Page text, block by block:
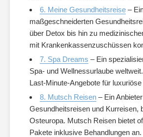
6. Meine Gesundheitsreise –
maßgeschneiderten
über Detox bis hin zu
mit Krankenkassenzuschüssen
7. Spa Dreams – Ein
Spa- und Wellnessurlaube
Last-Minute-Angebote für
8. Mutsch Reisen – Ein
Gesundheitsreisen und Kurreisen,
Osteuropa. Mutsch Reisen bietet
Pakete inklusive Behandlungen an.